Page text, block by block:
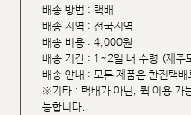
배송 방법 : 택배
배송 지역 : 전국지역
배송 비용 : 4,000원
배송 기간 : 1~2일 내 수령 (제주
배송 안내 : 모든 제품은 한진택배
※기타 : 택배가 아닌, 퀵 이용 가
능합니다.